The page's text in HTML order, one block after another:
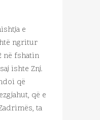
e
ngritur
në fshatin
ishte Znj.
që
që e
ta